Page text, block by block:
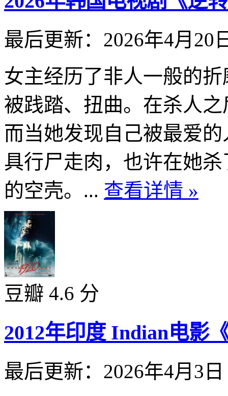
最后更新：2026年4月20
女主经历了非人一般的
被践踏、扭曲。在杀人
而当她发现自己被最爱
具行尸走肉，也许在她
的空壳。... 查看详情 »
豆瓣 4.6 分
2012年印度 Indian电影
最后更新：2026年4月3日